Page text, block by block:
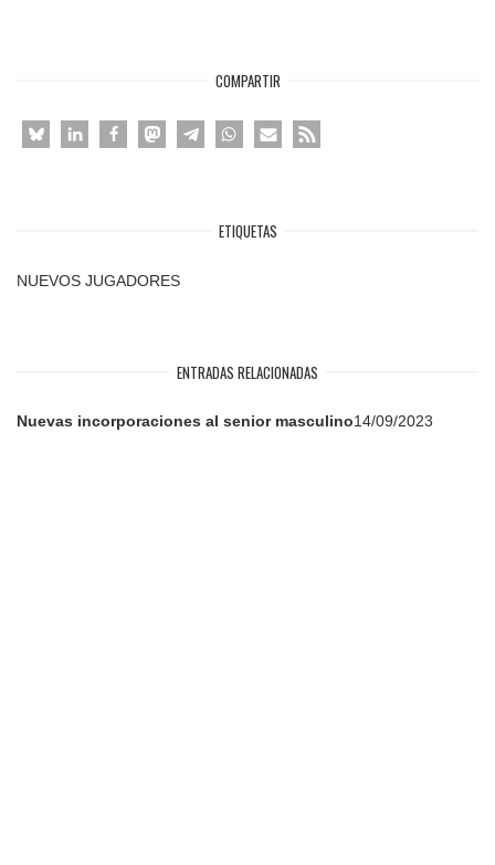
COMPARTIR
ETIQUETAS
NUEVOS JUGADORES
ENTRADAS RELACIONADAS
Nuevas incorporaciones al senior masculino14/09/2023